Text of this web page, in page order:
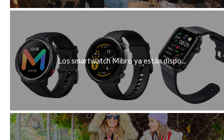
Los smartwatch Mibro ya están dispo...